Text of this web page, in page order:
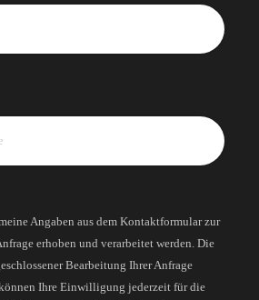
Angaben aus dem Kontaktformular zur
erhoben und verarbeitet werden. Die
Bearbeitung Ihrer Anfrage
Ihre Einwilligung jederzeit für die